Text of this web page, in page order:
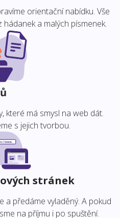
orientační nabídku. Vše
a malých písmenek.
které má smysl na web dát.
s jejich tvorbou.
stránek
a předáme vyladěný. A pokud
na příjmu i po spuštění.